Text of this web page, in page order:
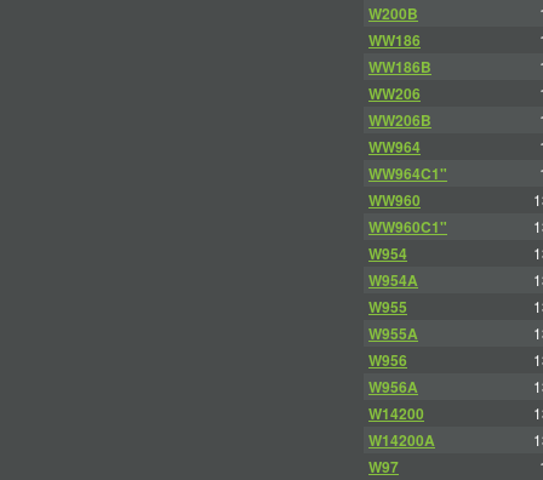
W200B
WW186
WW186B
WW206
WW206B
WW964
WW964C1"
WW960
WW960C1"
W954
W954A
W955
W955A
W956
W956A
W14200
W14200A
W97